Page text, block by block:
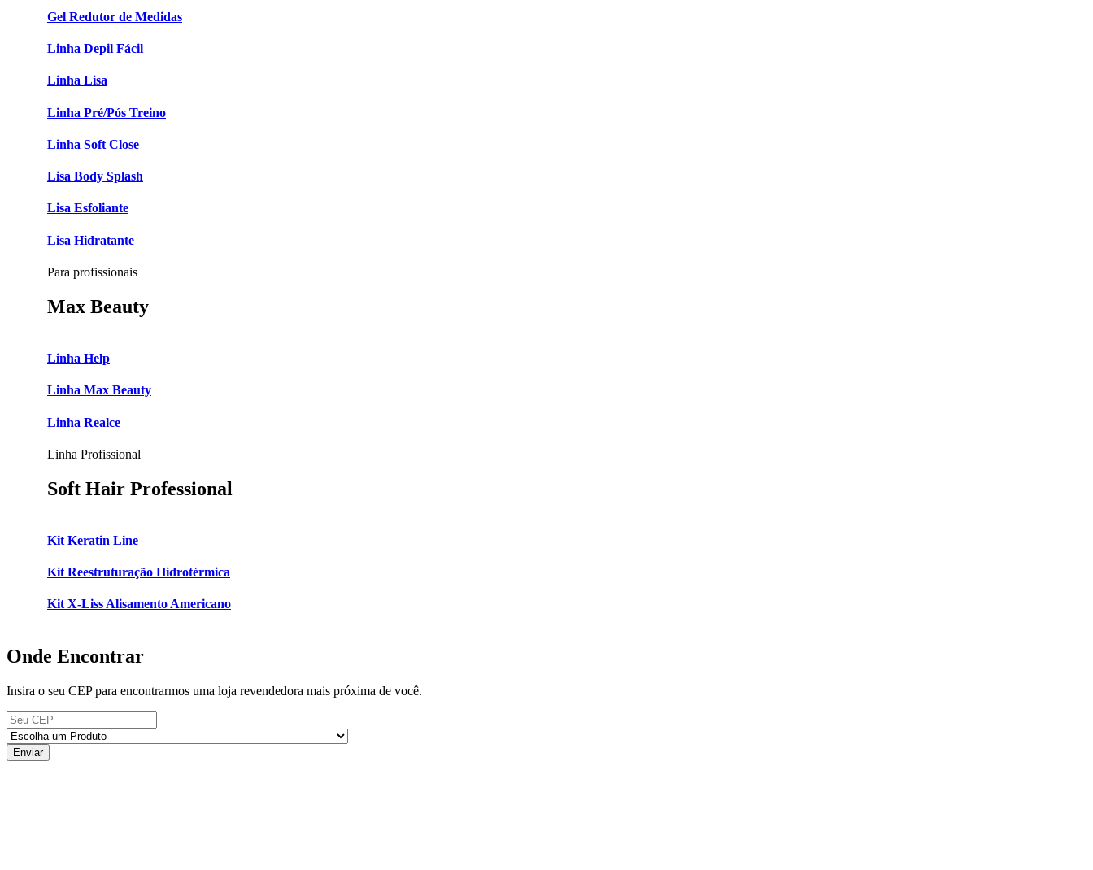
Gel Redutor de Medidas
Linha Depil Fácil
Linha Lisa
Linha Pré/Pós Treino
Linha Soft Close
Lisa Body Splash
Lisa Esfoliante
Lisa Hidratante
Para profissionais
Max Beauty
Linha Help
Linha Max Beauty
Linha Realce
Linha Profissional
Soft Hair Professional
Kit Keratin Line
Kit Reestruturação Hidrotérmica
Kit X-Liss Alisamento Americano
Onde Encontrar
Insira o seu CEP para encontrarmos uma loja revendedora mais próxima de você.